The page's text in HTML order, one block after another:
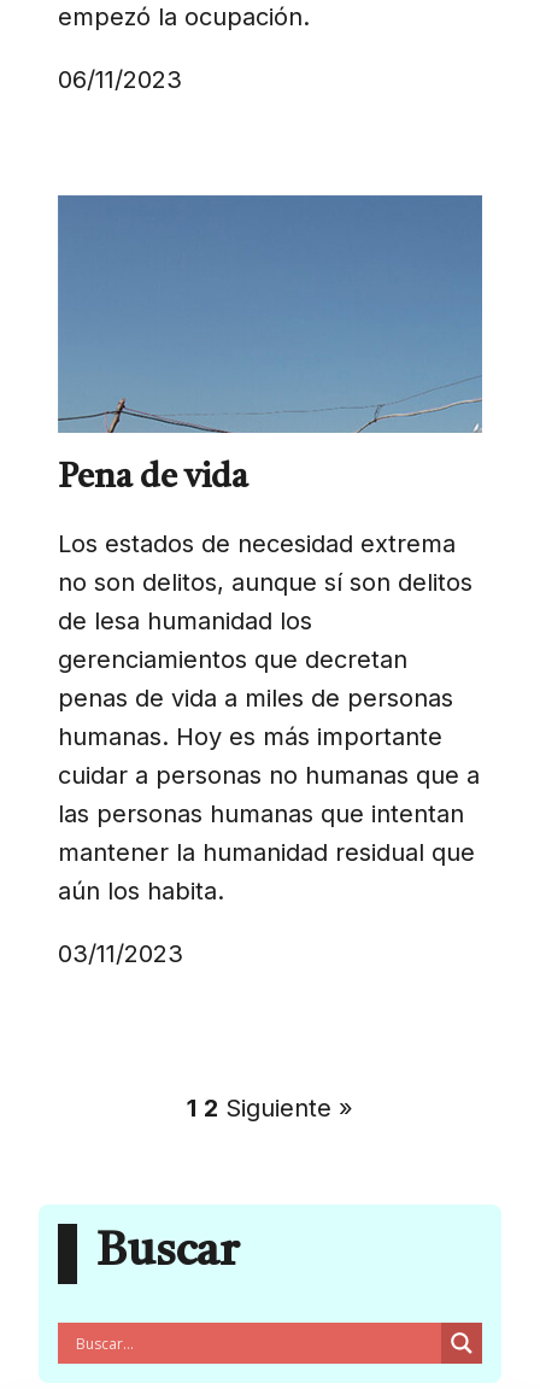
empezó la ocupación.
06/11/2023
Pena de vida
Los estados de necesidad extrema
no son delitos, aunque sí son delitos
de lesa humanidad los
gerenciamientos que decretan
penas de vida a miles de personas
humanas. Hoy es más importante
cuidar a personas no humanas que a
las personas humanas que intentan
mantener la humanidad residual que
aún los habita.
03/11/2023
1 2 Siguiente »
Buscar